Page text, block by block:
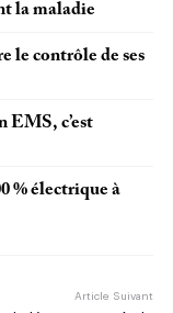
la maladie
le contrôle de ses
EMS, c’est
% électrique à
Article Suivant